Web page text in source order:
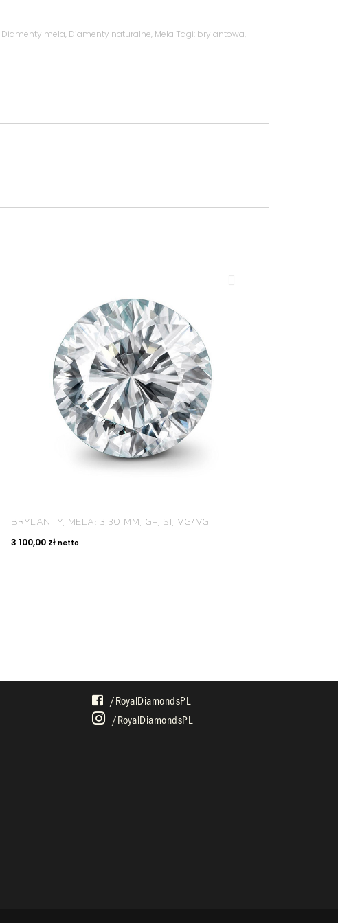
Diamenty mela, Diamenty naturalne, Mela Tagi: brylantowa,
BRYLANTY, MELA: 3,30 MM, G+, SI, VG/VG
3 100,00 zł netto
/royalDiamondsPL
/royalDiamondsPL